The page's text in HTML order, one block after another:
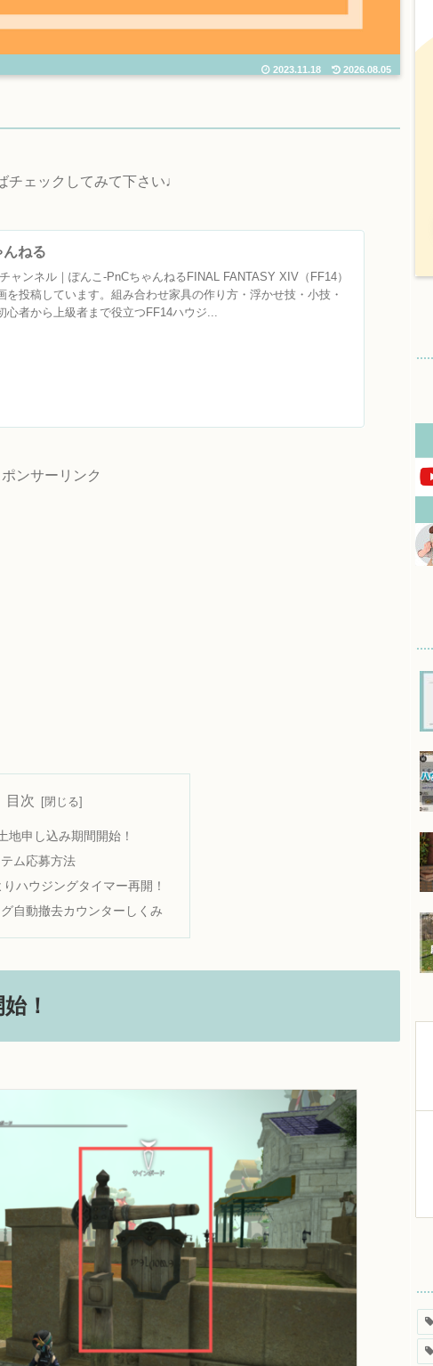
2023.11.18 2026.08.05
チェックしてみて下さい♩
ねる
ャンネル｜ぽんこ‐PnCちゃんねるFINAL FANTASY XIV（FF14）
を投稿しています。組み合わせ家具の作り方・浮かせ技・小技・
心者から上級者まで役立つFF14ハウジ...
ポンサーリンク
目次
地申し込み期間開始！
ム応募方法
ハウジングタイマー再開！
自動撤去カウンターしくみ
！